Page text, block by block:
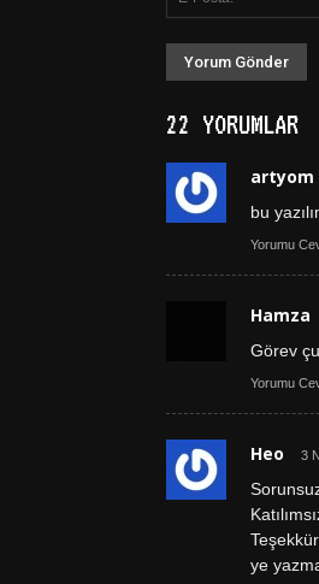
22 YORUMLAR
artyom
bu
Yorumu
Hamza
Görev
Yorumu
Heo 3
ye